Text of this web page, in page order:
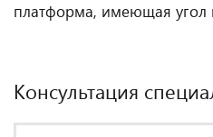
платформа, имеющая угол
Консультация